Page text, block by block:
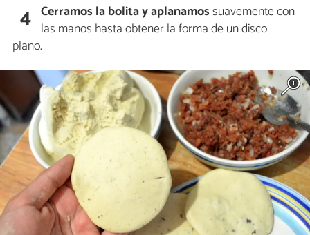
4 Cerramos la bolita y aplanamossuavemente con
las manos hasta obtener la forma de un disco
plano.